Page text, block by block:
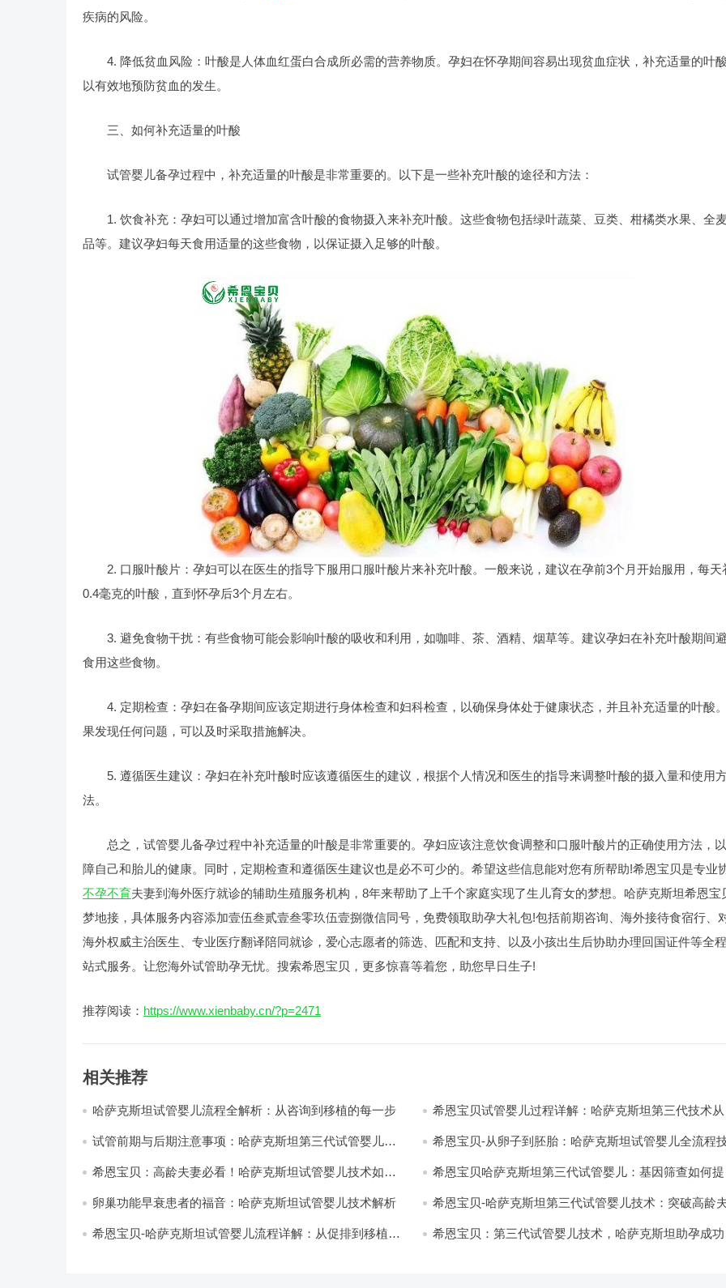
疾病的风险。
4. 降低贫血风险：叶酸是人体血红蛋白合成所必需的营养物质。孕妇在怀孕期间容易出现贫血症状，补充适量的叶
以有效地预防贫血的发生。
三、如何补充适量的叶酸
试管婴儿备孕过程中，补充适量的叶酸是非常重要的。以下是一些补充叶酸的途径和方法：
1. 饮食补充：孕妇可以通过增加富含叶酸的食物摄入来补充叶酸。这些食物包括绿叶蔬菜、豆类、柑橘类水果、全
品等。建议孕妇每天食用适量的这些食物，以保证摄入足够的叶酸。
2. 口服叶酸片：孕妇可以在医生的指导下服用口服叶酸片来补充叶酸。一般来说，建议在孕前3个月开始服用，每天
0.4毫克的叶酸，直到怀孕后3个月左右。
3. 避免食物干扰：有些食物可能会影响叶酸的吸收和利用，如咖啡、茶、酒精、烟草等。建议孕妇在补充叶酸期间
食用这些食物。
4. 定期检查：孕妇在备孕期间应该定期进行身体检查和妇科检查，以确保身体处于健康状态，并且补充适量的叶酸
果发现任何问题，可以及时采取措施解决。
5. 遵循医生建议：孕妇在补充叶酸时应该遵循医生的建议，根据个人情况和医生的指导来调整叶酸的摄入量和使用
法。
总之，试管婴儿备孕过程中补充适量的叶酸是非常重要的。孕妇应该注意饮食调整和口服叶酸片的正确使用方法，
障自己和胎儿的健康。同时，定期检查和遵循医生建议也是必不可少的。希望这些信息能对您有所帮助!希恩宝贝是专业
不孕不育夫妻到海外医疗就诊的辅助生殖服务机构，8年来帮助了上千个家庭实现了生儿育女的梦想。哈萨克斯坦希恩宝
梦地接，具体服务内容添加壹伍叁贰壹叁零玖伍壹捌微信同号，免费领取助孕大礼包!包括前期咨询、海外接待食宿行、
海外权威主治医生、专业医疗翻译陪同就诊，爱心志愿者的筛选、匹配和支持、以及小孩出生后协助办理回国证件等全
站式服务。让您海外试管助孕无忧。搜索希恩宝贝，更多惊喜等着您，助您早日生子!
推荐阅读： https://www.xienbaby.cn/?p=2471
相关推荐
哈萨克斯坦试管婴儿流程全解析：从咨询到移植的每一步
希恩宝贝试管婴儿过程详解：哈萨克斯坦第三代技术
试管前期与后期注意事项：哈萨克斯坦第三代试管婴儿的
希恩宝贝-从卵子到胚胎：哈萨克斯坦试管婴儿全流程
希恩宝贝：高龄夫妻必看！哈萨克斯坦试管婴儿技术如何
希恩宝贝哈萨克斯坦第三代试管婴儿：基因筛查如何
卵巢功能早衰患者的福音：哈萨克斯坦试管婴儿技术解析
希恩宝贝-哈萨克斯坦第三代试管婴儿技术：突破高龄
希恩宝贝-哈萨克斯坦试管婴儿流程详解：从促排到移植的
希恩宝贝：第三代试管婴儿技术，哈萨克斯坦助孕成